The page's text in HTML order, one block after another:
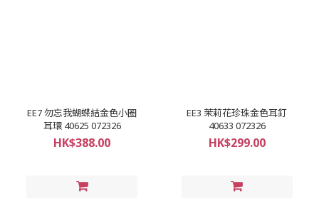
EE7 勿忘我蝴蝶結金色小圈
耳環 40625 072326
HK$388.00
EE3 茉莉花珍珠金色耳釘
40633 072326
HK$299.00